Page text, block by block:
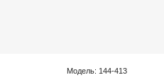
Модель: 144-413